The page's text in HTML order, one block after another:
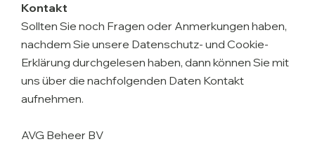
Kontakt
Sollten Sie noch Fragen oder Anmerkungen haben,
nachdem Sie unsere Datenschutz- und Cookie-
Erklärung durchgelesen haben, dann können Sie mit
uns über die nachfolgenden Daten Kontakt
aufnehmen.
AVG Beheer BV